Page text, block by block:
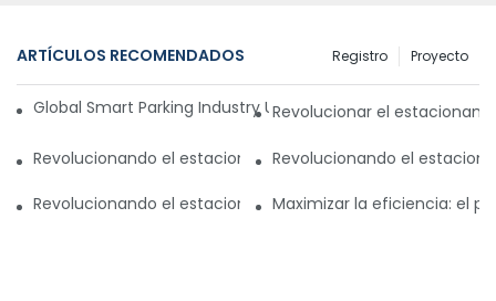
ARTÍCULOS RECOMENDADOS Proyecto
Registro
Global Smart Parking Industry Update for Third Quarter of
Revolucionar el
Revolucionando el estacionamiento con un sistema de
Revolucionando el
Revolucionando el estacionamiento en Pakistán: un
Maximizar la eficiencia: el